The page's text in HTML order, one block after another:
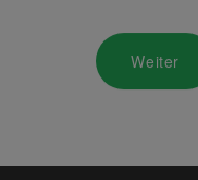
Weiter